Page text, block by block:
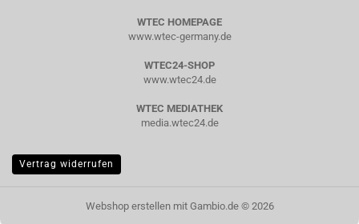
WTEC HOMEPAGE
www.wtec-germany.de
WTEC24-SHOP
www.wtec24.de
WTEC MEDIATHEK
media.wtec24.de
Vertrag widerrufen
Webshop erstellenmit Gambio.de © 2026